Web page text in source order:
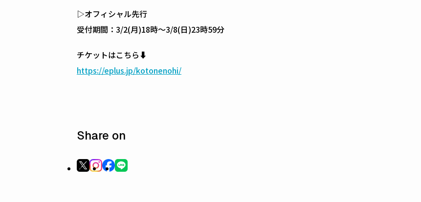
▷オフィシャル先行
受付期間：3/2(月)18時〜3/8(日)23時59分
チケットはこちら⬇
https://eplus.jp/kotonenohi/
Share on